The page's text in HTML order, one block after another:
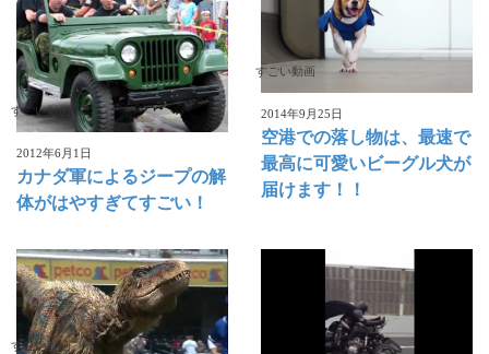
すごい動画
2012年6月1日
カナダ軍によるジープの解
体がはやすぎてすごい！
すごい動画
2014年9月25日
空港での落し物は、最速で
最高に可愛いビーグル犬が
届けます！！
すごい動画